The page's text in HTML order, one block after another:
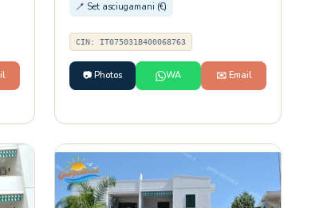
🪥 Set asciugamani (€)
CIN: IT075031B400068763
📷 Photos WA ✉️ Email